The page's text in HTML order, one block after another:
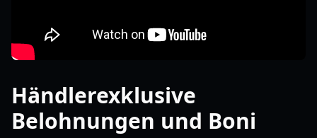
Händlerexklusive
Belohnungen und Boni